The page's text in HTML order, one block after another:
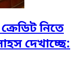
নিতে
দেখাচ্ছে: